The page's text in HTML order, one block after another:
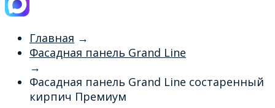
Главная →
Фасадная панель Grand Line
→
Фасадная панель Grand Line состаренный
кирпич Премиум